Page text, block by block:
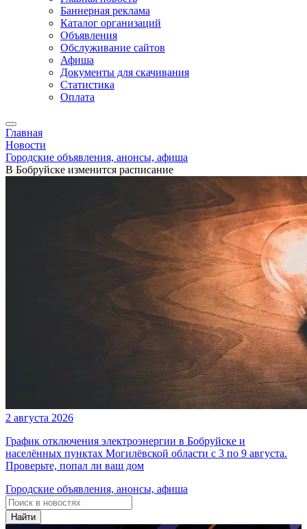
Баннерная реклама
Каталог организаций
Объявления
Обслуживание сайтов
Афиша
Документы для скачивания
Статистика
Оплата
Главная
Новости
Городские объявления, анонсы, афиша
В Бобруйске изменится расписание
2 августа 2026
График отключения электроэнергии в Бобруйске и
населённых пунктах Могилёвской области с 3 по 9 августа.
Проверьте, попал ли ваш дом
Городские объявления, анонсы, афиша
Найти